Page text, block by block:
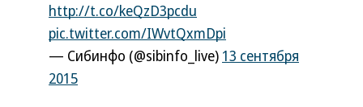
http://t.co/keQzD3pcdu
pic.twitter.com/IWvtQxmDpi
— Сибинфо (@sibinfo_live) 13 сентября
2015